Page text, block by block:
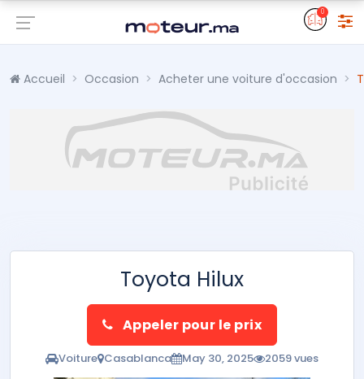
0
Accueil Occasion Acheter une voiture d'occasion
Toyota Hilux
Appeler pour le prix
Voiture Casablanca May 30, 2025 2059 vues